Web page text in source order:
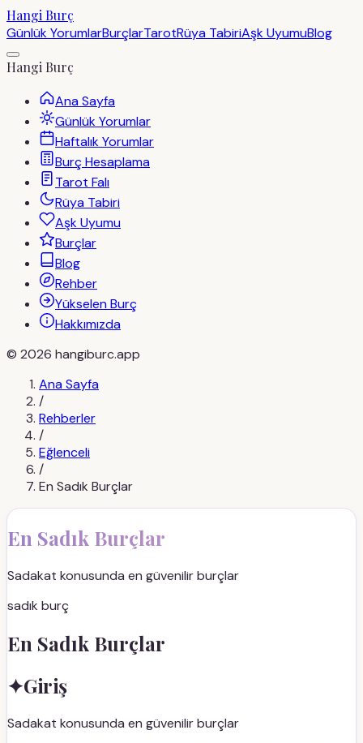
Hangi Burç
Günlük YorumlarBurçlarTarotRüya TabiriAşk UyumuBlog
Hangi Burç
Ana Sayfa
Günlük Yorumlar
Haftalık Yorumlar
Burç Hesaplama
Tarot Falı
Rüya Tabiri
Aşk Uyumu
Burçlar
Blog
Rehber
Yükselen Burç
Hakkımızda
© 2026 hangiburc.app
Ana Sayfa
/
Rehberler
/
Eğlenceli
/
En Sadık Burçlar
En Sadık Burçlar
Sadakat konusunda en güvenilir burçlar
sadık burç
En Sadık Burçlar
✦Giriş
Sadakat konusunda en güvenilir burçlar